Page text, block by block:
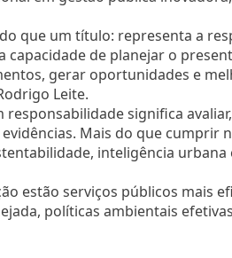
que um título: representa a
capacidade de planejar o
gerar oportunidades e
Leite.
responsabilidade significa
Mais do que cumprir
inteligência
estão serviços públicos mais
políticas ambientais